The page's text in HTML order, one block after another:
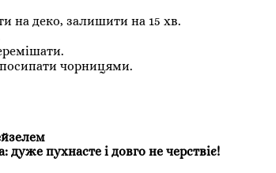
на деко, залишити на 15 хв.
чорницями.
дуже пухнасте і довго не черствіє!